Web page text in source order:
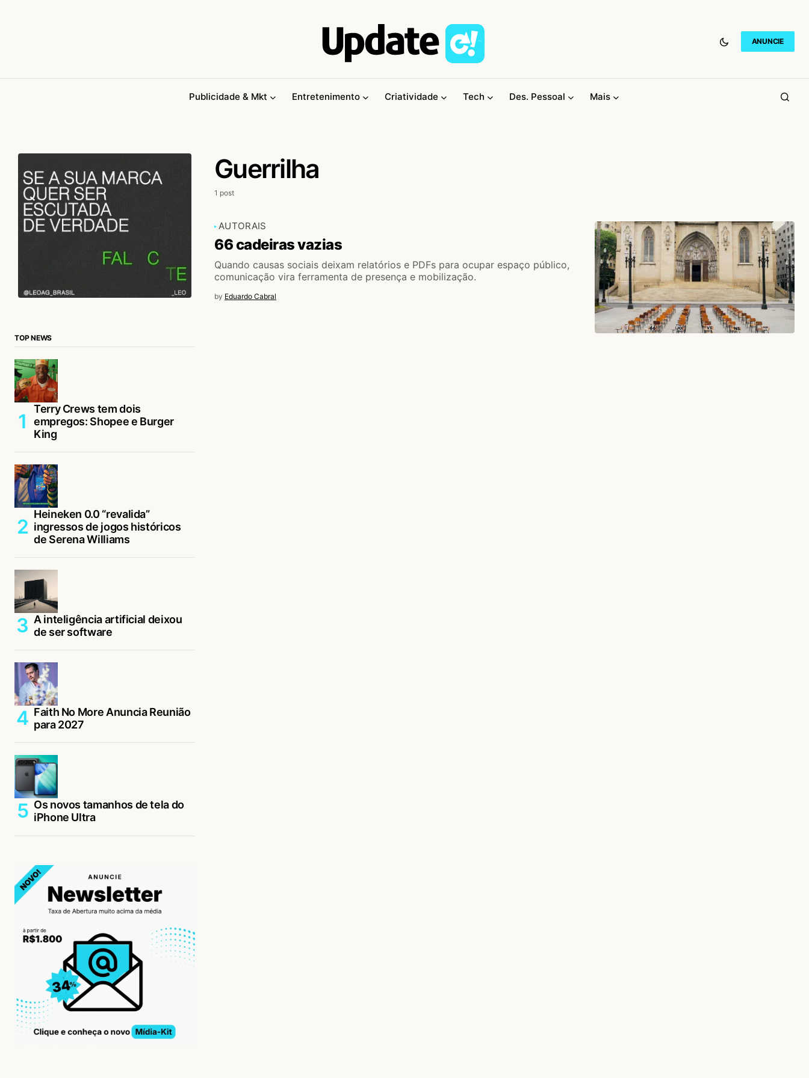
ANUNCIE
Publicidade & Mkt Entretenimento Criatividade Tech Des. Pessoal Mais
Guerrilha
1 post
AUTORAIS
66 cadeiras vazias
Quando causas sociais deixam relatórios e PDFs para ocupar espaço público,
comunicação vira ferramenta de presença e mobilização.
by Eduardo Cabral
TOP NEWS
Terry Crews tem dois
empregos: Shopee e Burger
King
Heineken 0.0 “revalida”
ingressos de jogos históricos
de Serena Williams
A inteligência artificial deixou
de ser software
Faith No More Anuncia Reunião
para 2027
Os novos tamanhos de tela do
iPhone Ultra